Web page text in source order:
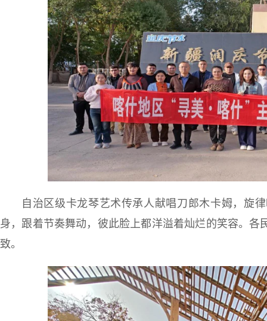
自治区级卡龙琴艺术传承人献唱刀郎木卡姆，旋
身，跟着节奏舞动，彼此脸上都洋溢着灿烂的笑容。
致。